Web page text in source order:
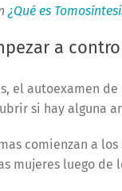
¿Qué es
a
el autoexamen
si hay alguna
comienzan a
mujeres luego de